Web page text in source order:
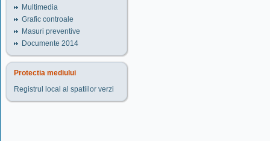
Multimedia
Grafic controale
Masuri preventive
Documente 2014
Protectia mediului
Registrul local al spatiilor verzi